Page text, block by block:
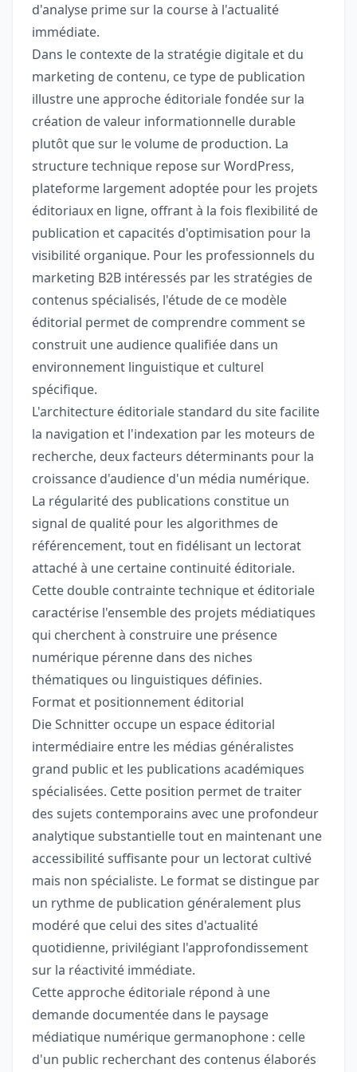
d'analyse prime sur la course à l'actualité
immédiate.
Dans le contexte de la stratégie digitale et du
marketing de contenu, ce type de publication
illustre une approche éditoriale fondée sur la
création de valeur informationnelle durable
plutôt que sur le volume de production. La
structure technique repose sur WordPress,
plateforme largement adoptée pour les projets
éditoriaux en ligne, offrant à la fois flexibilité de
publication et capacités d'optimisation pour la
visibilité organique. Pour les professionnels du
marketing B2B intéressés par les stratégies de
contenus spécialisés, l'étude de ce modèle
éditorial permet de comprendre comment se
construit une audience qualifiée dans un
environnement linguistique et culturel
spécifique.
L'architecture éditoriale standard du site facilite
la navigation et l'indexation par les moteurs de
recherche, deux facteurs déterminants pour la
croissance d'audience d'un média numérique.
La régularité des publications constitue un
signal de qualité pour les algorithmes de
référencement, tout en fidélisant un lectorat
attaché à une certaine continuité éditoriale.
Cette double contrainte technique et éditoriale
caractérise l'ensemble des projets médiatiques
qui cherchent à construire une présence
numérique pérenne dans des niches
thématiques ou linguistiques définies.
Format et positionnement éditorial
Die Schnitter occupe un espace éditorial
intermédiaire entre les médias généralistes
grand public et les publications académiques
spécialisées. Cette position permet de traiter
des sujets contemporains avec une profondeur
analytique substantielle tout en maintenant une
accessibilité suffisante pour un lectorat cultivé
mais non spécialiste. Le format se distingue par
un rythme de publication généralement plus
modéré que celui des sites d'actualité
quotidienne, privilégiant l'approfondissement
sur la réactivité immédiate.
Cette approche éditoriale répond à une
demande documentée dans le paysage
médiatique numérique germanophone : celle
d'un public recherchant des contenus élaborés